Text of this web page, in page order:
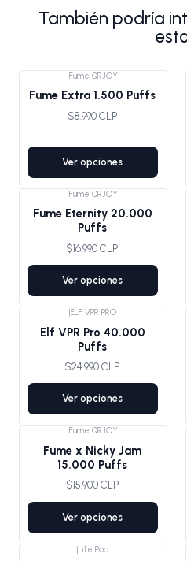
También podría
|Fume QRJOY
Fume Extra 1.500 Puffs
$8.990 CLP
Ver opciones
|Fume QRJOY
Fume Eternity 20.000
Puffs
$16.990 CLP
Ver opciones
ELF VPR PRO
Elf VPR Pro 40.000
Puffs
$24.990 CLP
Ver opciones
Fume QRJOY
Fume x Nicky Jam
15.000 Puffs
$15.900 CLP
Ver opciones
|Life Pod